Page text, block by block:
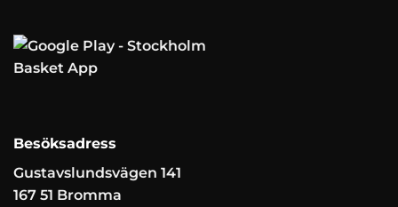
Besöksadress
Gustavslundsvägen 141
167 51 Bromma